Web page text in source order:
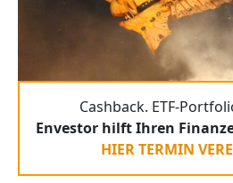
Cashback. ETF-
Envestor hilft Ihren
HIER TERMIN